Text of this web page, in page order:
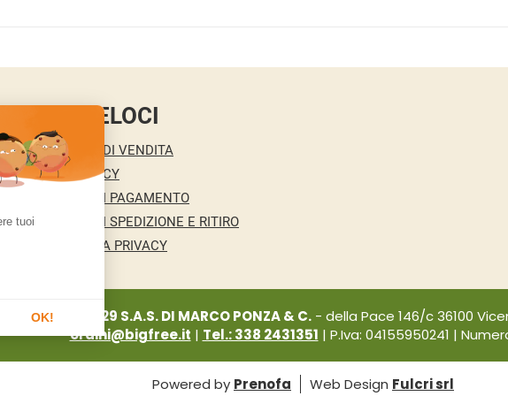
LINK VELOCI
CONDIZIONI DI VENDITA
COOKIE POLICY
MODALITÀ DI PAGAMENTO
MODALITÀ DI SPEDIZIONE E RITIRO
INFORMATIVA PRIVACY
MA.RI 29 S.A.S. DI MARCO PONZA & C. - della Pace 146/c 36100
ordini@bigfree.it | Tel.: 338 2431351 | P.Iva: 04155950241 |
Powered by Prenofa Web Design Fulcri srl